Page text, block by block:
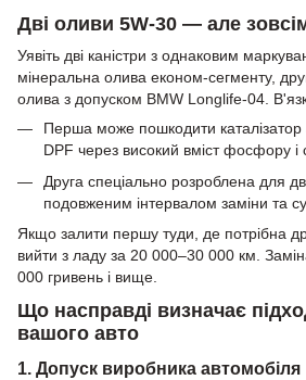
Дві оливи 5W-30 — але зовсім
Уявіть дві каністри з однаковим
мінеральна олива економ-сегменту,
олива з допуском BMW Longlife-04.
Перша може пошкодити
DPF через високий вміст фосфору і
Друга спеціально розроблена для
подовженим інтервалом заміни та
Якщо залити першу туди, де потрібна
вийти з ладу за 20 000–30 000 км.
000 гривень і вище.
Що насправді визначає
вашого авто
1. Допуск виробника автомобіля